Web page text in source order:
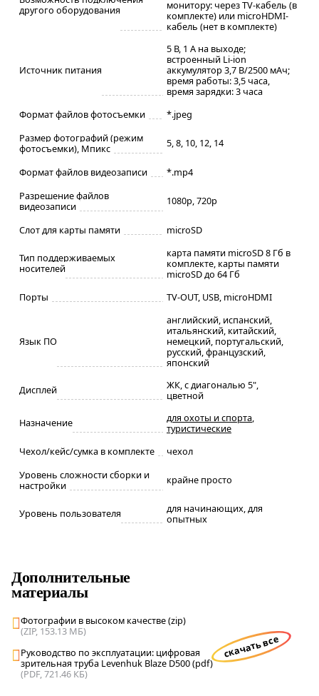
другого оборудования
монитору: через TV-кабель (в
комплекте) или microHDMI-
кабель (нет в комплекте)
Источник питания
5 В, 1 A на выходе;
встроенный Li-ion
аккумулятор 3,7 В/2500 мАч;
время работы: 3,5 часа,
время зарядки: 3 часа
Формат файлов фотосъемки
*.jpeg
Размер фотографий (режим
фотосъемки), Мпикс
5, 8, 10, 12, 14
Формат файлов видеозаписи
*.mp4
Разрешение файлов
видеозаписи
1080p, 720p
Слот для карты памяти microSD
Тип поддерживаемых
носителей
карта памяти microSD 8 Гб в
комплекте, карты памяти
microSD до 64 Гб
Порты
TV-OUT, USB, microHDMI
Язык ПО
английский, испанский,
итальянский, китайский,
немецкий, португальский,
русский, французский,
японский
Дисплей
ЖК, с диагональю 5",
цветной
Назначение для охоты и спорта,
туристические
Чехол/кейс/сумка в комплекте
чехол
Уровень сложности сборки и
настройки
крайне просто
Уровень пользователя
для начинающих, для
опытных
Дополнительные
материалы
Фотографии в высоком качестве (zip)
(ZIP, 153.13 МБ)
Руководство по эксплуатации: цифровая
зрительная труба Levenhuk Blaze D500 (pdf)
(PDF, 721.46 КБ)
скачать все